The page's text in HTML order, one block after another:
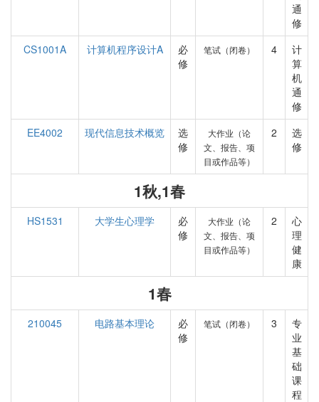
通
修
CS1001A
计算机程序设计A
必
修
笔试（闭卷） 4
计
算
机
通
修
EE4002
现代信息技术概览
选
修
大作业（论
文、报告、项
目或作品等）
2
选
修
1秋,1春
HS1531 大学生心理学
必
修
大作业（论
文、报告、项
目或作品等）
2
心
理
健
康
1春
210045 电路基本理论
必
修
笔试（闭卷） 3
专
业
基
础
课
程